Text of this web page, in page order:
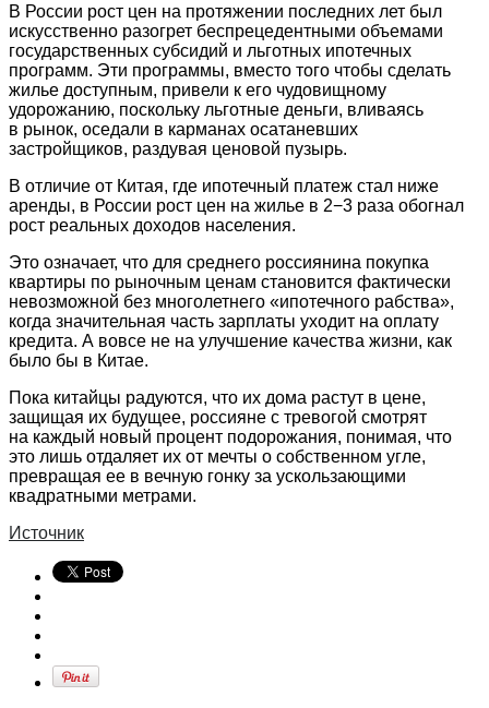
В России рост цен на протяжении последних лет был
искусственно разогрет беспрецедентными объемами
государственных субсидий и льготных ипотечных
программ. Эти программы, вместо того чтобы сделать
жилье доступным, привели к его чудовищному
удорожанию, поскольку льготные деньги, вливаясь
в рынок, оседали в карманах осатаневших
застройщиков, раздувая ценовой пузырь.
В отличие от Китая, где ипотечный платеж стал ниже
аренды, в России рост цен на жилье в 2−3 раза обогнал
рост реальных доходов населения.
Это означает, что для среднего россиянина покупка
квартиры по рыночным ценам становится фактически
невозможной без многолетнего «ипотечного рабства»,
когда значительная часть зарплаты уходит на оплату
кредита. А вовсе не на улучшение качества жизни, как
было бы в Китае.
Пока китайцы радуются, что их дома растут в цене,
защищая их будущее, россияне с тревогой смотрят
на каждый новый процент подорожания, понимая, что
это лишь отдаляет их от мечты о собственном угле,
превращая ее в вечную гонку за ускользающими
квадратными метрами.
Источник